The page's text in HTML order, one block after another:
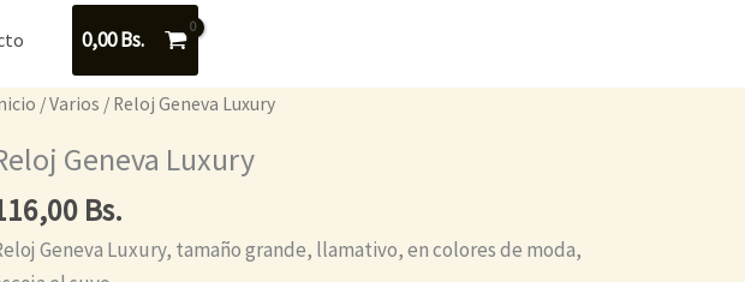
0,00Bs.
/Varios / Reloj Geneva Luxury
Geneva Luxury
Bs.
Geneva Luxury, tamaño grande, llamativo, en colores de moda,